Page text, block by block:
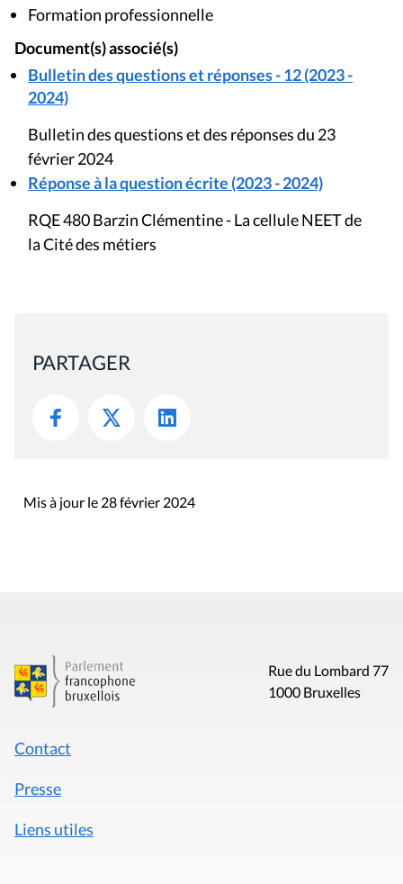
Formation professionnelle
Document(s) associé(s)
Bulletin des questions et réponses - 12 (2023 -
2024)
Bulletin des questions et des réponses du 23
février 2024
Réponse à la question écrite (2023 - 2024)
RQE 480 Barzin Clémentine - La cellule NEET de
la Cité des métiers
PARTAGER
Mis à jour le 28 février 2024
Rue du Lombard 77
1000 Bruxelles
Contact
Presse
Liens utiles